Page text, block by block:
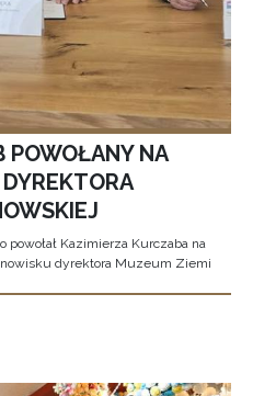
POWOŁANY NA
Kazimierza Kurczaba na
dyrektora Muzeum Ziemi